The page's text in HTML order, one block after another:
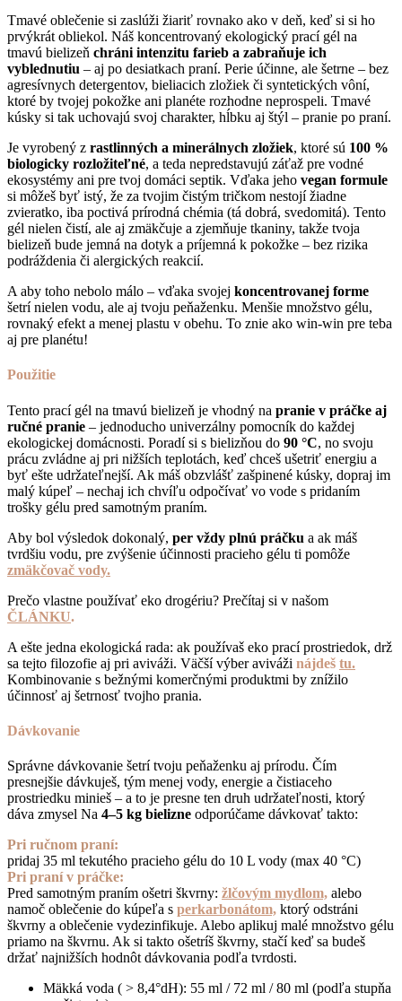
Tmavé oblečenie si zaslúži žiariť rovnako ako v deň, keď si si ho
prvýkrát obliekol. Náš koncentrovaný ekologický prací gél na
tmavú bielizeň chráni intenzitu farieb a zabraňuje ich
vyblednutiu – aj po desiatkach praní. Perie účinne, ale šetrne – bez
agresívnych detergentov, bieliacich zložiek či syntetických vôní,
ktoré by tvojej pokožke ani planéte rozhodne neprospeli. Tmavé
kúsky si tak uchovajú svoj charakter, hĺbku aj štýl – pranie po praní.
Je vyrobený z rastlinných a minerálnych zložiek, ktoré sú 100 %
biologicky rozložiteľné, a teda nepredstavujú záťaž pre vodné
ekosystémy ani pre tvoj domáci septik. Vďaka jeho vegan formule
si môžeš byť istý, že za tvojim čistým tričkom nestojí žiadne
zvieratko, iba poctivá prírodná chémia (tá dobrá, svedomitá). Tento
gél nielen čistí, ale aj zmäkčuje a zjemňuje tkaniny, takže tvoja
bielizeň bude jemná na dotyk a príjemná k pokožke – bez rizika
podráždenia či alergických reakcií.
A aby toho nebolo málo – vďaka svojej koncentrovanej forme
šetrí nielen vodu, ale aj tvoju peňaženku. Menšie množstvo gélu,
rovnaký efekt a menej plastu v obehu. To znie ako win-win pre teba
aj pre planétu!
Použitie
Tento prací gél na tmavú bielizeň je vhodný na pranie v práčke aj
ručné pranie – jednoducho univerzálny pomocník do každej
ekologickej domácnosti. Poradí si s bielizňou do 90 °C, no svoju
prácu zvládne aj pri nižších teplotách, keď chceš ušetriť energiu a
byť ešte udržateľnejší. Ak máš obzvlášť zašpinené kúsky, dopraj im
malý kúpeľ – nechaj ich chvíľu odpočívať vo vode s pridaním
trošky gélu pred samotným praním.
Aby bol výsledok dokonalý, per vždy plnú práčku a ak máš
tvrdšiu vodu, pre zvýšenie účinnosti pracieho gélu ti pomôže
zmäkčovač vody.
Prečo vlastne používať eko drogériu? Prečítaj si v našom
ČLÁNKU.
A ešte jedna ekologická rada: ak používaš eko prací prostriedok, drž
sa tejto filozofie aj pri aviváži. Väčší výber aviváži nájdeš tu.
Kombinovanie s bežnými komerčnými produktmi by znížilo
účinnosť aj šetrnosť tvojho prania.
Dávkovanie
Správne dávkovanie šetrí tvoju peňaženku aj prírodu. Čím
presnejšie dávkuješ, tým menej vody, energie a čistiaceho
prostriedku minieš – a to je presne ten druh udržateľnosti, ktorý
dáva zmysel Na 4–5 kg bielizne odporúčame dávkovať takto:
Pri ručnom praní:
pridaj 35 ml tekutého pracieho gélu do 10 L vody (max 40 °C)
Pri praní v práčke:
Pred samotným praním ošetri škvrny: žlčovým mydlom, alebo
namoč oblečenie do kúpeľa s perkarbonátom, ktorý odstráni
škvrny a oblečenie vydezinfikuje. Alebo aplikuj malé množstvo gélu
priamo na škvrnu. Ak si takto ošetríš škvrny, stačí keď sa budeš
držať najnižších hodnôt dávkovania podľa tvrdosti.
Mäkká voda ( > 8,4°dH): 55 ml / 72 ml / 80 ml (podľa stupňa